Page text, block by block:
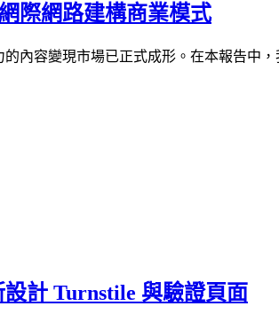
際網路建構商業模式
內容變現市場已正式成形。在本報告中
計 Turnstile 與驗證頁面